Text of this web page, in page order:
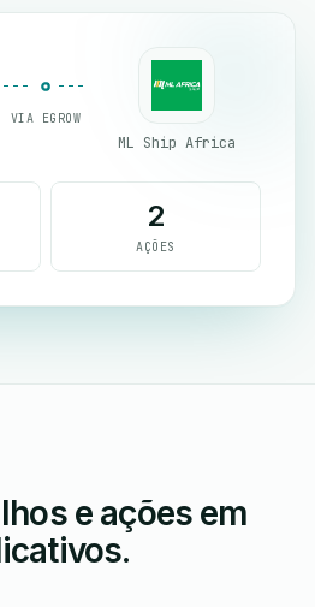
VIA EGROW
ML Ship Africa
2
AÇÕES
e ações em